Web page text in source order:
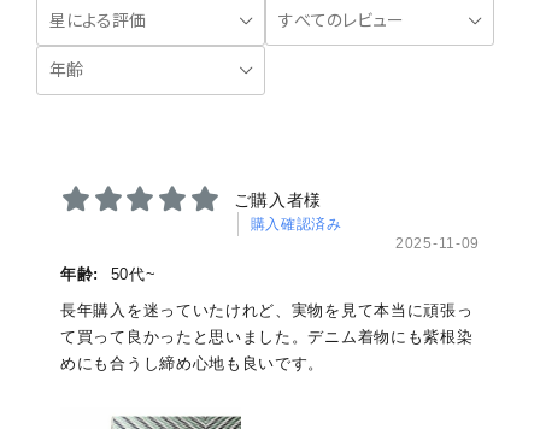
ご購入者様
購入確認済み
2025-11-09
年齢:
50代~
長年購入を迷っていたけれど、実物を見て本当に頑張っ
て買って良かったと思いました。デニム着物にも紫根染
めにも合うし締め心地も良いです。